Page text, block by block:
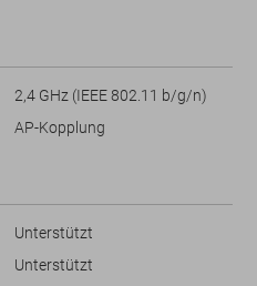
2,4 GHz (IEEE 802.11 b/g/n)
AP-Kopplung
Unterstützt
Unterstützt